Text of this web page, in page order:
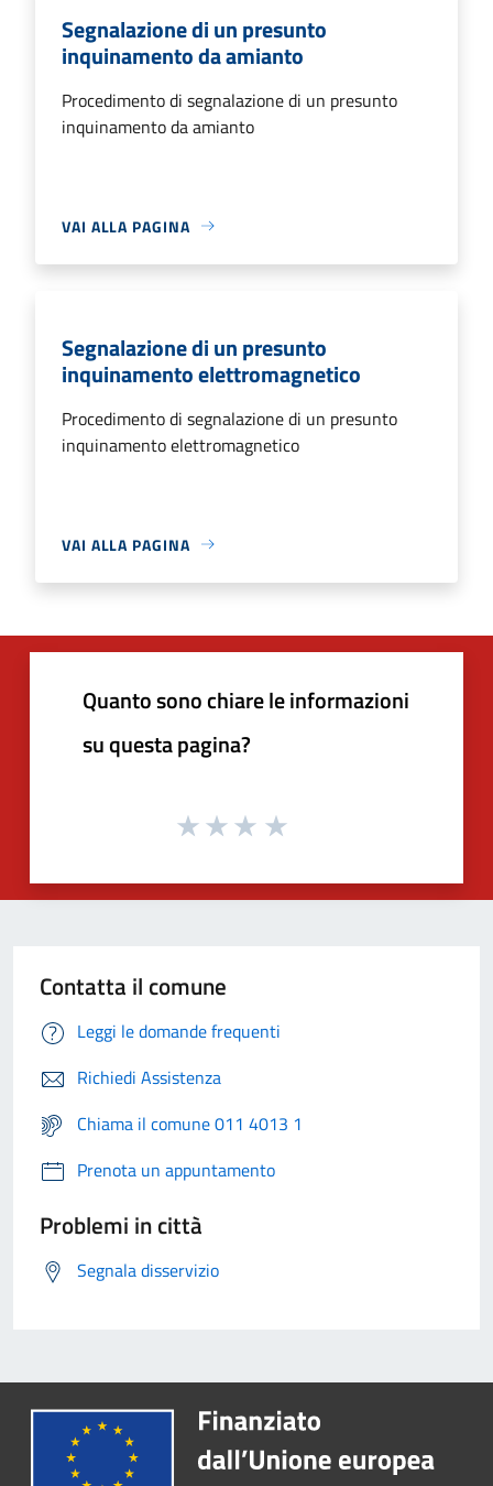
Segnalazione di un presunto
inquinamento da amianto
Procedimento di segnalazione di un presunto
inquinamento da amianto
VAI ALLA PAGINA
Segnalazione di un presunto
inquinamento elettromagnetico
Procedimento di segnalazione di un presunto
inquinamento elettromagnetico
VAI ALLA PAGINA
Quanto sono chiare le informazioni
su questa pagina?
Contatta il comune
Leggi le domande frequenti
Richiedi Assistenza
Chiama il comune 011 4013 1
Prenota un appuntamento
Problemi in città
Segnala disservizio